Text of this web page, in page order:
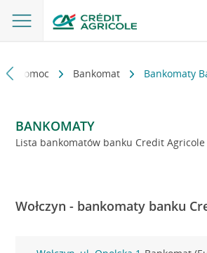
i pomoc Bankomat Bankomaty
BANKOMATY
Lista bankomatów banku Credit Agricole
Wołczyn - bankomaty banku